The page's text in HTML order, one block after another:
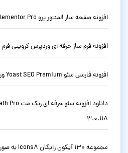
افزونه صفحه ساز المنتور پرو Elementor Pro وردپرس نسخه 4.2.1
افزونه فرم ساز حرفه ای وردپرس گرویتی فرم Gravity Forms نسخه 3.0.1
افزونه فارسی سئو Yoast SEO Premium وردپرس نسخه حرفه ای 28.2
3.0.118
مجموعه 130 آیکون رایگان Icons8 به صورت SVG